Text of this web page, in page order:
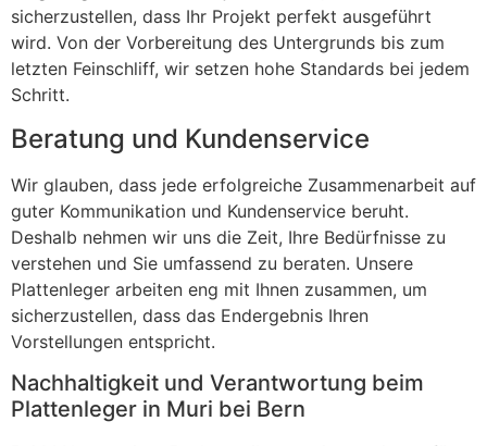
sicherzustellen, dass Ihr Projekt perfekt ausgeführt
wird. Von der Vorbereitung des Untergrunds bis zum
letzten Feinschliff, wir setzen hohe Standards bei jedem
Schritt.
Beratung und Kundenservice
Wir glauben, dass jede erfolgreiche Zusammenarbeit auf
guter Kommunikation und Kundenservice beruht.
Deshalb nehmen wir uns die Zeit, Ihre Bedürfnisse zu
verstehen und Sie umfassend zu beraten. Unsere
Plattenleger arbeiten eng mit Ihnen zusammen, um
sicherzustellen, dass das Endergebnis Ihren
Vorstellungen entspricht.
Nachhaltigkeit und Verantwortung beim
Plattenleger in Muri bei Bern